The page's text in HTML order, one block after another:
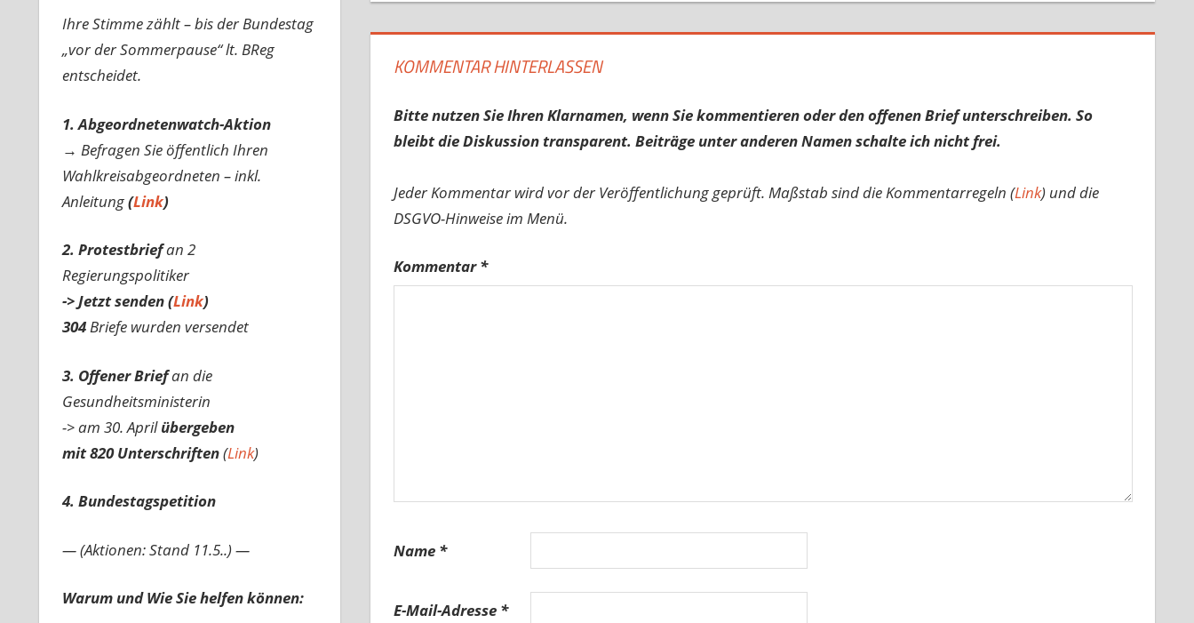
KOMMENTAR HINTERLASSEN
Bitte nutzen Sie Ihren Klarnamen, wenn Sie kommentieren oder den offenen Brief unterschreiben. So
bleibt die Diskussion transparent. Beiträge unter anderen Namen schalte ich nicht frei.
Jeder Kommentar wird vor der Veröffentlichung geprüft. Maßstab sind die Kommentarregeln (Link) und die
DSGVO-Hinweise im Menü.
Kommentar*
Name *
E-Mail-Adresse *
Ihre Stimme zählt – bis der Bundestag
„vor der Sommerpause“ lt. BReg
entscheidet.
1. Abgeordnetenwatch-Aktion
→ Befragen Sie öffentlich Ihren
Wahlkreisabgeordneten – inkl.
Anleitung(Link)
2. Protestbriefan 2
Regierungspolitiker
-> Jetzt senden (Link)
304Briefe wurden versendet
3. Offener Briefan die
Gesundheitsministerin
-> am 30. Aprilübergeben
mit 820 Unterschriften(Link)
4. Bundestagspetition
— (Aktionen: Stand 11.5..) —
Warum und Wie Sie helfen können: